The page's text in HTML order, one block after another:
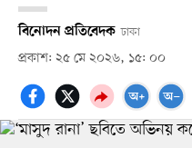
বিনোদন প্রতিবেদক ঢাকা
প্রকাশ: ২৫ মে ২০২৬, ১৫: ০০